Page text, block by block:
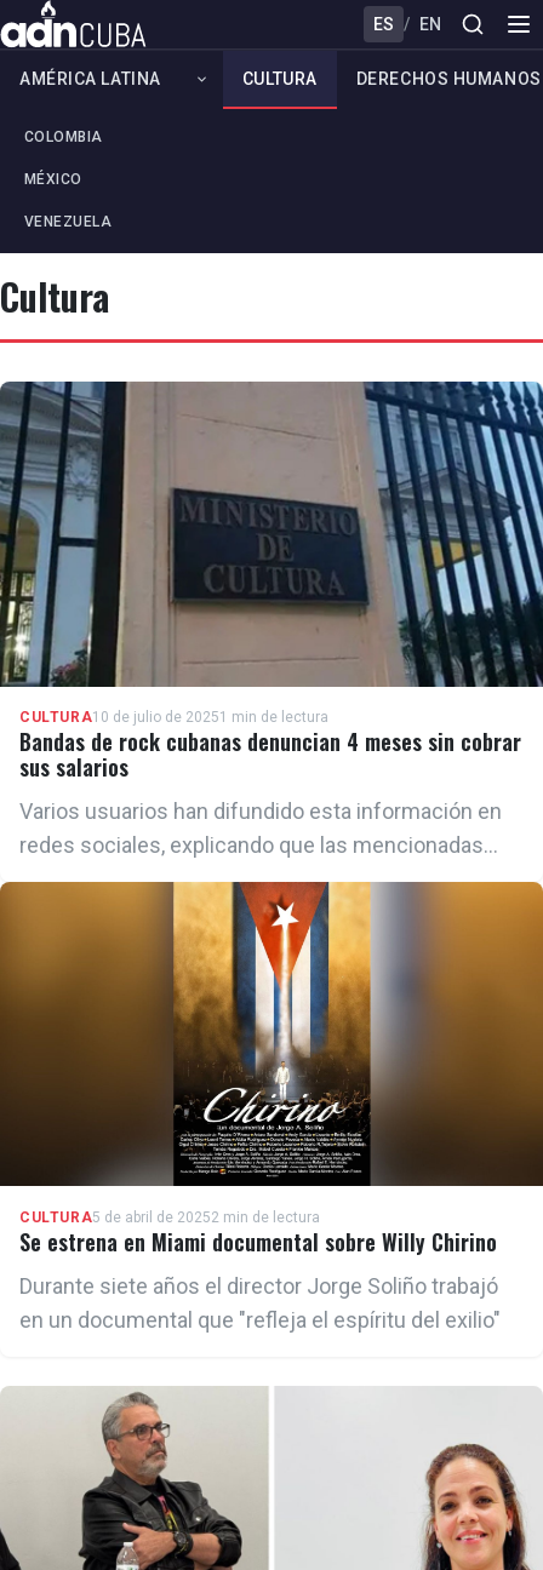
ES / EN
AMÉRICA LATINA
COLOMBIA
MÉXICO
VENEZUELA
CULTURA DERECHOS HUMANOS
Cultura
CULTURA10 de julio de 20251 min de lectura
Bandas de rock cubanas denuncian 4 meses sin cobrar
sus salarios
Varios usuarios han difundido esta información en
redes sociales, explicando que las mencionadas
bandas realizan shows en vivo cada semana en
diferentes espacios y el público paga por verlos.
CULTURA5 de abril de 20252 min de lectura
Se estrena en Miami documental sobre Willy Chirino
Durante siete años el director Jorge Soliño trabajó
en un documental que "refleja el espíritu del exilio"